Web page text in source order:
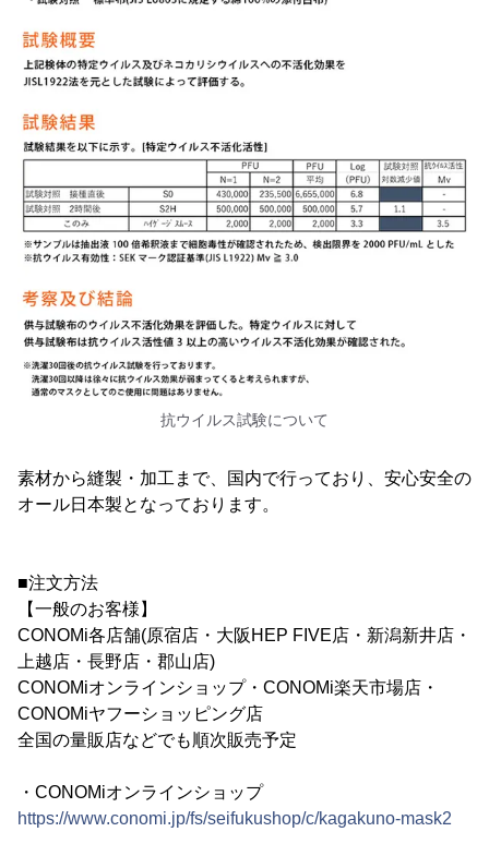
抗ウイルス試験について
素材から縫製・加工まで、国内で行っており、安心安全の
オール日本製となっております。
■注文方法
【一般のお客様】
CONOMi各店舗(原宿店・大阪HEP FIVE店・新潟新井店・
上越店・長野店・郡山店)
CONOMiオンラインショップ・CONOMi楽天市場店・
CONOMiヤフーショッピング店
全国の量販店などでも順次販売予定
・CONOMiオンラインショップ
https://www.conomi.jp/fs/seifukushop/c/kagakuno-mask2